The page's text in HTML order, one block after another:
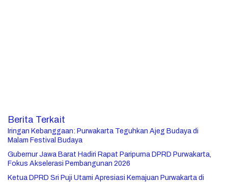
Berita Terkait
Iringan Kebanggaan: Purwakarta Teguhkan Ajeg Budaya di
Malam Festival Budaya
Gubernur Jawa Barat Hadiri Rapat Paripurna DPRD Purwakarta,
Fokus Akselerasi Pembangunan 2026
Ketua DPRD Sri Puji Utami Apresiasi Kemajuan Purwakarta di